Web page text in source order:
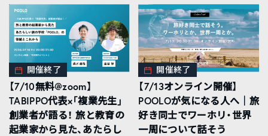
開催終了
【7/10無料@zoom】
TABIPPO代表×「複業先生」
創業者が語る！ 旅と教育の
起業家から見た、あたらし
開催終了
【7/13オンライン開催】
POOLOが気になる人へ｜旅
好き同士でワーホリ・世界
一周について話そう